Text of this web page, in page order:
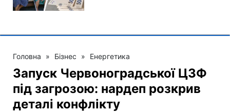
Головна » Бізнес » Енергетика
Запуск Червоноградської ЦЗФ
під загрозою: нардеп розкрив
деталі конфлікту